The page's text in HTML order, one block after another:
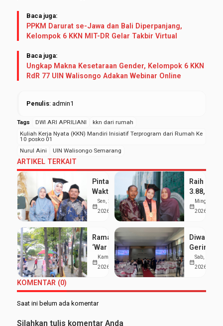
Baca juga:
PPKM Darurat se-Jawa dan Bali Diperpanjang,
Kelompok 6 KKN MIT-DR Gelar Takbir Virtual
Baca juga:
Ungkap Makna Kesetaraan Gender, Kelompok 6 KKN
RdR 77 UIN Walisongo Adakan Webinar Online
Penulis: admin1
Tags DWI ARI APRILIANI
kkn dari rumah
Kuliah Kerja Nyata (KKN) Mandiri Inisiatif Terprogram dari Rumah Ke
10 posko 01
Nurul Aini
UIN Walisongo Semarang
ARTIKEL TERKAIT
Pintar Bagi
Waktu
antara
Kuliah dan
Pondok,
Siti Nur
Aisyah
Sabet
Gelar
Wisudawan
calendar_month
Sen, 25 Mei
2026
Raih IPK
3.88,
Kumala
Dewi
dan
Prestasi
Akademik
Bisa
Serasi
calendar_month
Ming, 24
2026
Ramai
‘War Takjil’
di Sekitar
Kampus 3
Hemat
calendar_month
Kam, 19 Mar
2026
Diwarnai
Gerimis,
UIN
calendar_month
Sab, 7 Feb
2026
KOMENTAR (0)
Saat ini belum ada komentar
Silahkan tulis komentar Anda